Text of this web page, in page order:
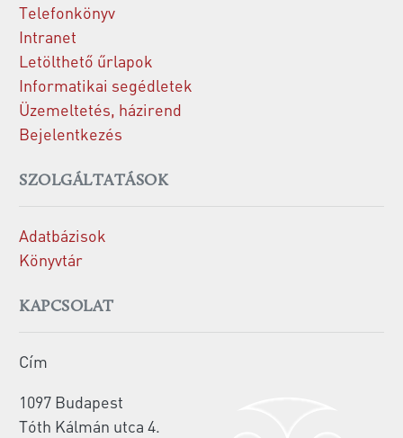
Telefonkönyv
Intranet
Letölthető űrlapok
Informatikai segédletek
Üzemeltetés, házirend
Bejelentkezés
SZOLGÁLTATÁSOK
Adatbázisok
Könyvtár
KAPCSOLAT
Cím
1097 Budapest
Tóth Kálmán utca 4.